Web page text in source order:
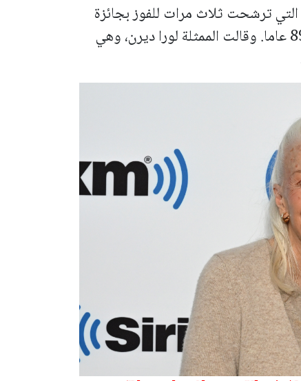
التي ترشحت ثلاث مرات للفوز بجائزة
أوسكار أفضل ممثلة مساعدة، عن عمر يناهز 89 عاما. وقالت الممثلة لورا ديرن، وهي